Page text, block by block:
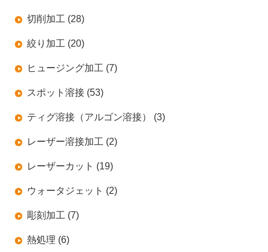
切削加工 (28)
絞り加工 (20)
ヒュージング加工 (7)
スポット溶接 (53)
ティグ溶接（アルゴン溶接） (3)
レーザー溶接加工 (2)
レーザーカット (19)
ウォータジェット (2)
彫刻加工 (7)
熱処理 (6)